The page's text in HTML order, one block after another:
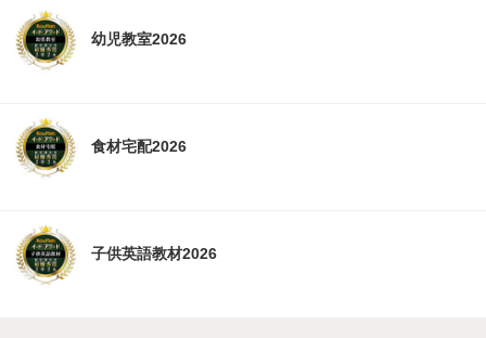
幼児教室2026
食材宅配2026
子供英語教材2026